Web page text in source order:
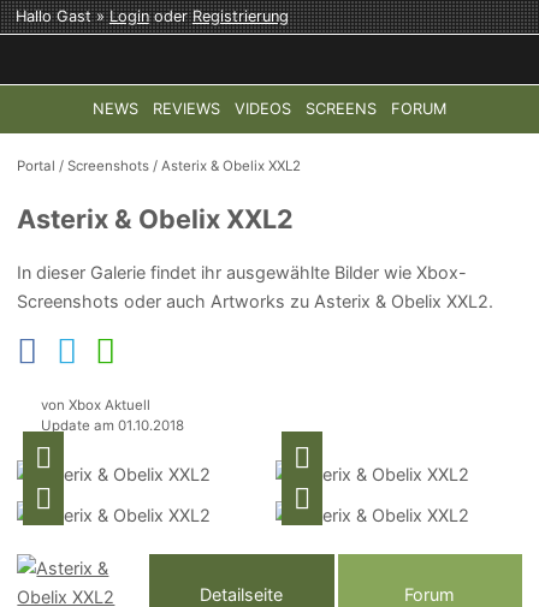
Hallo Gast »LoginoderRegistrierung
NEWS REVIEWS VIDEOS SCREENS FORUM
TOP-THEMEN: COD: MODERN WARFARE 4 HALO:
Portal /Screenshots /Asterix & Obelix XXL2
Asterix & Obelix XXL2
In dieser Galerie findet ihr ausgewählte Bilder wie Xbox-
Screenshots oder auch Artworks zu Asterix & Obelix XXL2.
von Xbox Aktuell
Update am 01.10.2018
Detailseite Forum